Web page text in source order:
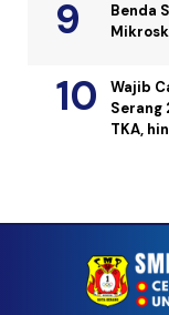
Benda
Wajib
Serang
TKA,